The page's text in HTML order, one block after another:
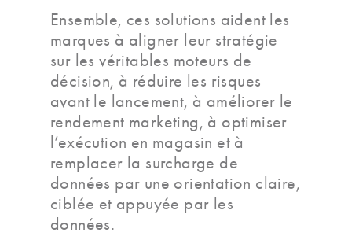
Ensemble, ces solutions aident les
marques à aligner leur stratégie
sur les véritables moteurs de
décision, à réduire les risques
avant le lancement, à améliorer le
rendement marketing, à optimiser
l’exécution en magasin et à
remplacer la surcharge de
données par une orientation claire,
ciblée et appuyée par les
données.